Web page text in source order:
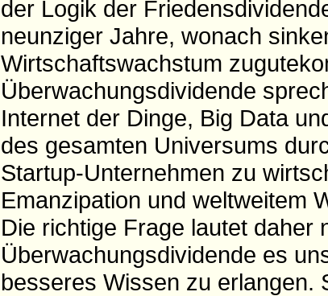
der Logik der
neunziger Jahre, wonach
Wirtschaftswachstum
Überwachungsdividende
Internet der Dinge, Big Data
des gesamten Universums
Startup-Unternehmen zu
Emanzipation und weltweitem
Die richtige Frage lautet daher
Überwachungsdividende es
besseres Wissen zu erlangen.